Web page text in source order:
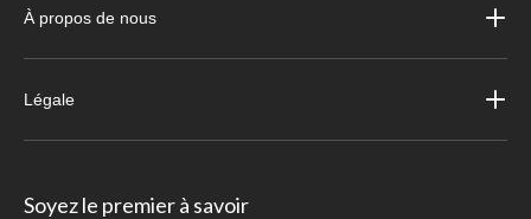
À propos de nous
Légale
Soyez le premier à savoir